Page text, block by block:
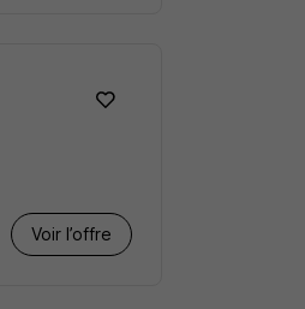
Voir l’offre